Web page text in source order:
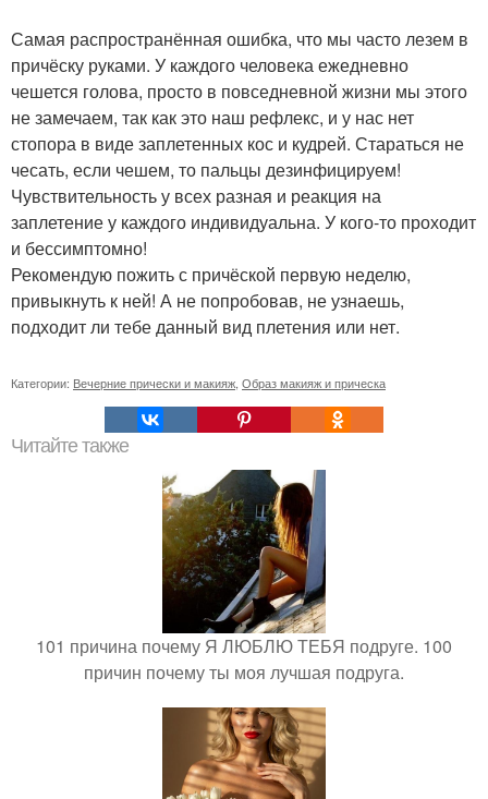
Самая распространённая ошибка, что мы часто лезем в
причёску руками. У каждого человека ежедневно
чешется голова, просто в повседневной жизни мы этого
не замечаем, так как это наш рефлекс, и у нас нет
стопора в виде заплетенных кос и кудрей. Стараться не
чесать, если чешем, то пальцы дезинфицируем!
Чувствительность у всех разная и реакция на
заплетение у каждого индивидуальна. У кого-то проходит
и бессимптомно!
Рекомендую пожить с причёской первую неделю,
привыкнуть к ней! А не попробовав, не узнаешь,
подходит ли тебе данный вид плетения или нет.
Категории: Вечерние прически и макияж Образ макияж и прическа
Читайте также
101 причина почему Я ЛЮБЛЮ ТЕБЯ подруге. 100
причин почему ты моя лучшая подруга.